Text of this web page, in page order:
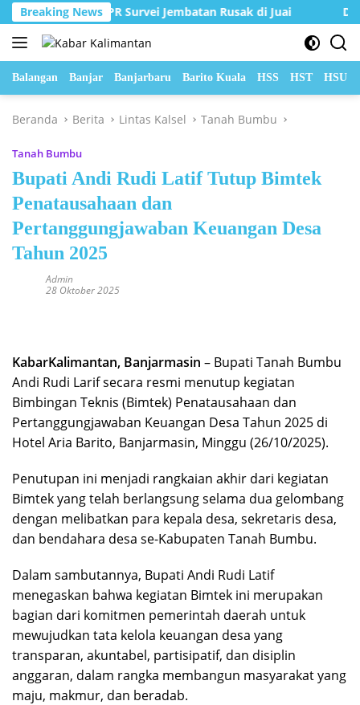
Langsung
ke
konten
Breaking News
Dinas PUPR Survei Jembatan Rusak di Juai DPRD
Balangan Banjar Banjarbaru Barito Kuala HSS HST HSU
Beranda Berita Lintas Kalsel Tanah Bumbu
Tanah Bumbu
Bupati Andi Rudi Latif Tutup Bimtek
Penatausahaan dan
Pertanggungjawaban Keuangan Desa
Tahun 2025
Admin
28 Oktober 2025
KabarKalimantan, Banjarmasin – Bupati Tanah Bumbu
Andi Rudi Larif secara resmi menutup kegiatan
Bimbingan Teknis (Bimtek) Penatausahaan dan
Pertanggungjawaban Keuangan Desa Tahun 2025 di
Hotel Aria Barito, Banjarmasin, Minggu (26/10/2025).
Penutupan ini menjadi rangkaian akhir dari kegiatan
Bimtek yang telah berlangsung selama dua gelombang
dengan melibatkan para kepala desa, sekretaris desa,
dan bendahara desa se-Kabupaten Tanah Bumbu.
Dalam sambutannya, Bupati Andi Rudi Latif
menegaskan bahwa kegiatan Bimtek ini merupakan
bagian dari komitmen pemerintah daerah untuk
mewujudkan tata kelola keuangan desa yang
transparan, akuntabel, partisipatif, dan disiplin
anggaran, dalam rangka membangun masyarakat yang
maju, makmur, dan beradab.